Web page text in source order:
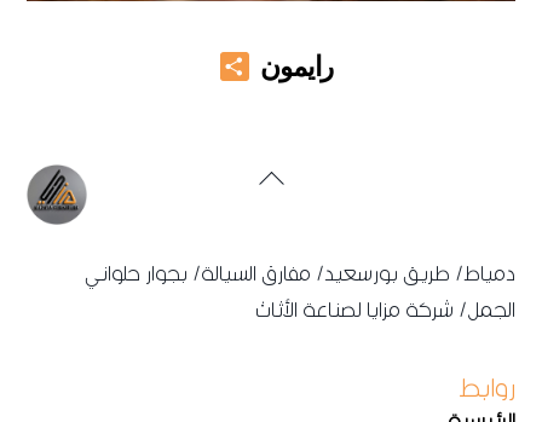
رايمون
Back
دمياط/ طريق بورسعيد/ مفارق السيالة/ بجوار حلواني
الجمل/ شركة مزايا لصناعة الأثاث
روابط